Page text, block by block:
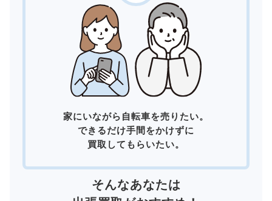
家にいながら自転車を売りたい。
できるだけ手間をかけずに
買取してもらいたい。
そんなあなたは